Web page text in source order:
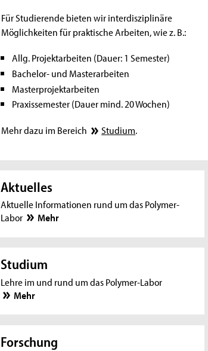
Für Studierende bieten wir interdisziplinäre
Möglichkeiten für praktische Arbeiten, wie z. B.:
Allg. Projektarbeiten (Dauer: 1 Semester)
Bachelor- und Masterarbeiten
Masterprojektarbeiten
Praxissemester (Dauer mind. 20 Wochen)
Mehr dazu im Bereich
Studium.
Aktuelles
Aktuelle Informationen rund um das Polymer-
Labor
Mehr
Studium
Lehre im und rund um das Polymer-Labor
Mehr
Forschung